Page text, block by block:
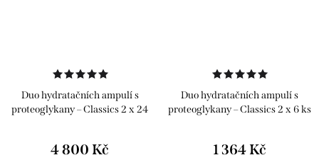
Duo hydratačních ampulí s
proteoglykany – Classics 2 x 24
4 800 Kč
Duo hydratačních ampulí s
proteoglykany – Classics 2 x 6 ks
1 364 Kč